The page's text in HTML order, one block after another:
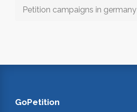
Petition campaigns in germany
GoPetition